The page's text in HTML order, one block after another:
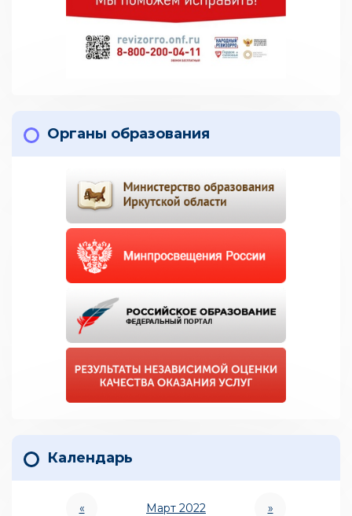
Органы образования
Календарь
« Март 2022 »